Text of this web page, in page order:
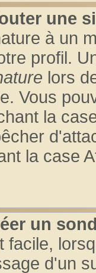
une
à un
profil.
lors
Vous
la
la case
un
facile,
d'un